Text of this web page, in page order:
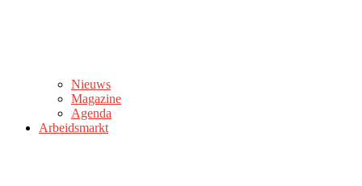
Nieuws
Magazine
Agenda
Arbeidsmarkt